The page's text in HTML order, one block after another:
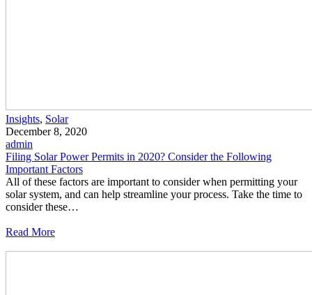
Insights, Solar
December 8, 2020
admin
Filing Solar Power Permits in 2020? Consider the Following
Important Factors
All of these factors are important to consider when permitting your
solar system, and can help streamline your process. Take the time to
consider these…
Read More